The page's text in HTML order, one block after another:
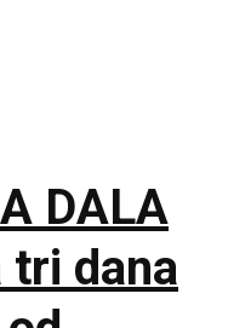
DALA
tri dana